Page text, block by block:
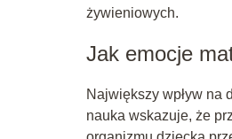
żywieniowych.
Jak emocje
Największy wpływ na
nauka wskazuje, że